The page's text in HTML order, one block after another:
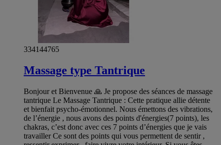
334144765
Massage type Tantrique
Bonjour et Bienvenue 🙏 Je propose des séances de massage
tantrique Le Massage Tantrique : Cette pratique allie détente
et bienfait psycho-émotionnel. Nous émettons des vibrations,
de l’énergie , nous avons des points d'énergies(7 points), les
chakras, c’est donc avec ces 7 points d’énergies que je vais
travailler Ce sont des points qui vous permettent de sentir ,